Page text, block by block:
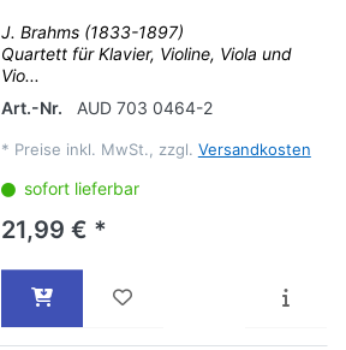
J. Brahms (1833-1897)
Quartett für Klavier, Violine, Viola und
Vio...
Art.-Nr.
AUD 703 0464-2
* Preise inkl. MwSt., zzgl. Versandkosten
sofort lieferbar
21,99 € *